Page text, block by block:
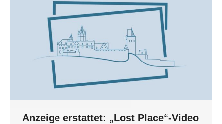
Anzeige erstattet: „Lost Place“-Video